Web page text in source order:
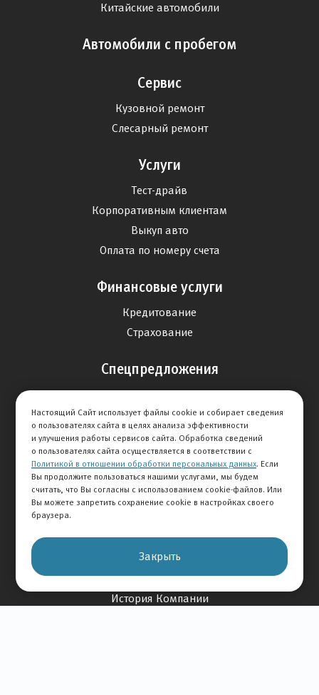
Китайские автомобили
Автомобили с пробегом
Сервис
Кузовной ремонт
Слесарный ремонт
Услуги
Тест-драйв
Корпоративным клиентам
Выкуп авто
Оплата по номеру счета
Финансовые услуги
Кредитование
Страхование
Спецпредложения
Продажа авто
Сервис
Дисконтная программа
Отзывы
Оставить отзыв
Отзывы о компании
О Компании
История Компании
Настоящий Сайт использует файлы cookie и собирает сведения
о пользователях сайта в целях анализа эффективности
и улучшения работы сервисов сайта. Обработка сведений
о пользователях сайта осуществляется в соответствии с
Политикой в отношении обработки персональных данных. Если
Вы продолжите пользоваться нашими услугами, мы будем
считать, что Вы согласны с использованием cookie-файлов. Или
Вы можете запретить сохранение cookie в настройках своего
браузера.
Закрыть